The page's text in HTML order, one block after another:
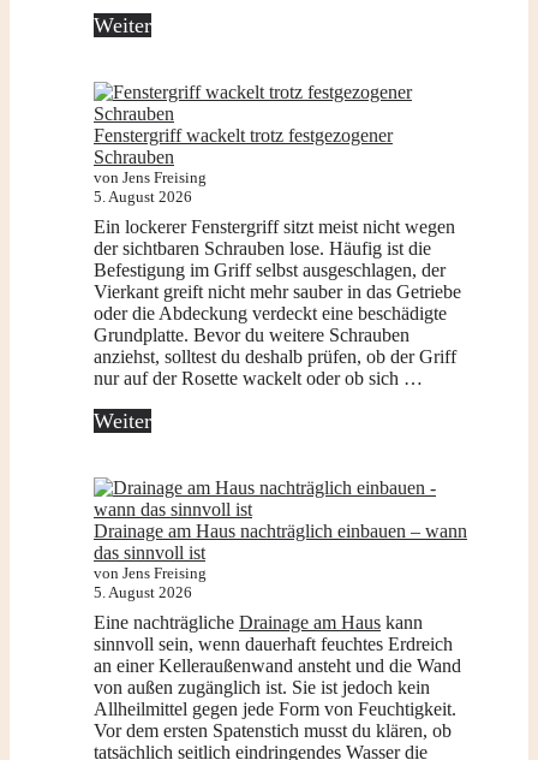
Weiter
Fenstergriff wackelt trotz festgezogener
Schrauben
von Jens Freising
5. August 2026
Ein lockerer Fenstergriff sitzt meist nicht wegen
der sichtbaren Schrauben lose. Häufig ist die
Befestigung im Griff selbst ausgeschlagen, der
Vierkant greift nicht mehr sauber in das Getriebe
oder die Abdeckung verdeckt eine beschädigte
Grundplatte. Bevor du weitere Schrauben
anziehst, solltest du deshalb prüfen, ob der Griff
nur auf der Rosette wackelt oder ob sich …
Weiter
Drainage am Haus nachträglich einbauen – wann
das sinnvoll ist
von Jens Freising
5. August 2026
Eine nachträgliche Drainage am Haus kann
sinnvoll sein, wenn dauerhaft feuchtes Erdreich
an einer Kelleraußenwand ansteht und die Wand
von außen zugänglich ist. Sie ist jedoch kein
Allheilmittel gegen jede Form von Feuchtigkeit.
Vor dem ersten Spatenstich musst du klären, ob
tatsächlich seitlich eindringendes Wasser die